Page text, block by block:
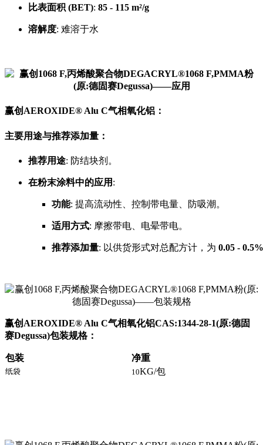
比表面积 (BET): 85 - 115 m²/g
溶解度: 难溶于水
赢创AEROXIDE® Alu C气相氧化铝：
主要用途与推荐添加量：
推荐用途: 防结块剂。
在粉末涂料中的应用 :
功能: 提高流动性、控制带电量、防吸潮。
适用方式: 摩擦带电、电晕带电。
推荐添加量: 以供货形式对总配方计，为 0.05 - 0.5%
赢创AEROXIDE® Alu C气相氧化铝CAS:1344-28-1(原:德固
赛Degussa)包装规格：
包装 净重
纸袋 10KG/包